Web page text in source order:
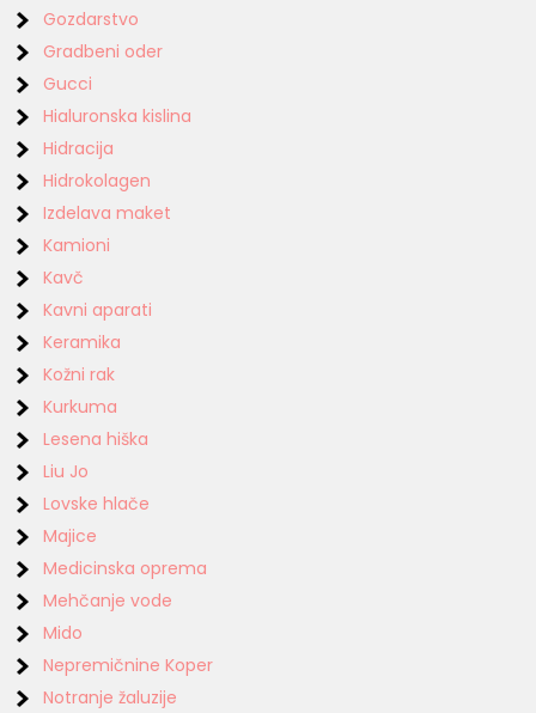
Gozdarstvo
Gradbeni oder
Gucci
Hialuronska kislina
Hidracija
Hidrokolagen
Izdelava maket
Kamioni
Kavč
Kavni aparati
Keramika
Kožni rak
Kurkuma
Lesena hiška
Liu Jo
Lovske hlače
Majice
Medicinska oprema
Mehčanje vode
Mido
Nepremičnine Koper
Notranje žaluzije